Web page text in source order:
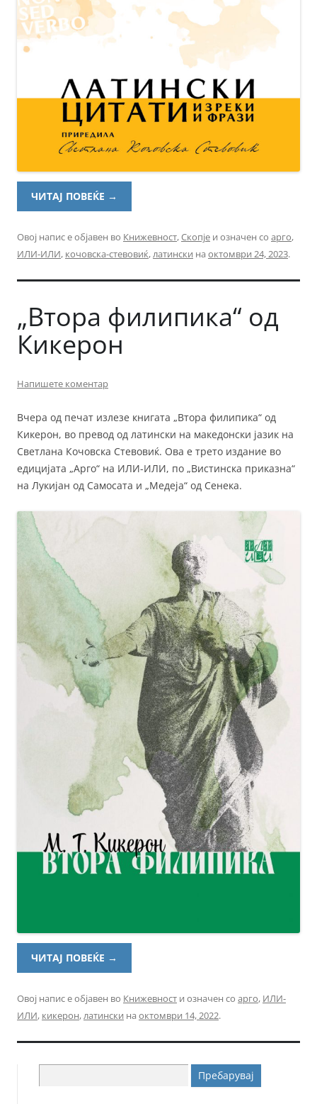
ЧИТАЈ ПОВЕЌЕ →
Овој напис е објавен во Книжевност,Скопје и означен со арго,
ИЛИ-ИЛИ, кочовска-стевовиќ,латински на октомври 24, 2023.
„Втора филипика“ од
Кикерон
Напишете коментар
Вчера од печат излезе книгата „Втора филипика“ од
Кикерон, во превод од латински на македонски јазик на
Светлана Кочовска Стевовиќ. Ова е трето издание во
едицијата „Арго“ на ИЛИ-ИЛИ, по „Вистинска приказна“
на Лукијан од Самосата и „Медеја“ од Сенека.
ЧИТАЈ ПОВЕЌЕ →
Овој напис е објавен во Книжевност и означен со арго, ИЛИ-
ИЛИ, кикерон,латински на октомври 14, 2022.
за: